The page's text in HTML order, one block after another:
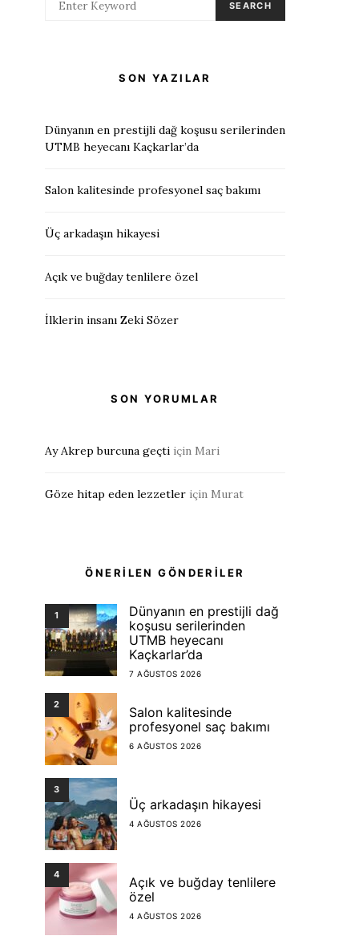
SEARCH
SON YAZILAR
Dünyanın en prestijli dağ koşusu serilerinden
UTMB heyecanı Kaçkarlar’da
Salon kalitesinde profesyonel saç bakımı
Üç arkadaşın hikayesi
Açık ve buğday tenlilere özel
İlklerin insanı Zeki Sözer
SON YORUMLAR
Ay Akrep burcuna geçti için Mari
Göze hitap eden lezzetler için Murat
ÖNERİLEN GÖNDERİLER
1
Dünyanın en prestijli dağ
koşusu serilerinden
UTMB heyecanı
Kaçkarlar’da
7 AĞUSTOS 2026
2
Salon kalitesinde
profesyonel saç bakımı
6 AĞUSTOS 2026
3
Üç arkadaşın hikayesi
4 AĞUSTOS 2026
4
Açık ve buğday tenlilere
özel
4 AĞUSTOS 2026